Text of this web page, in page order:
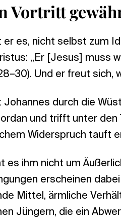
Vortritt
er es, nicht selbst zum
„Er [Jesus] muss
Und er freut sich,
Johannes durch die
und trifft unter den
Widerspruch tauft
es ihm nicht um
erscheinen
Mittel, ärmliche
Jüngern, die ein